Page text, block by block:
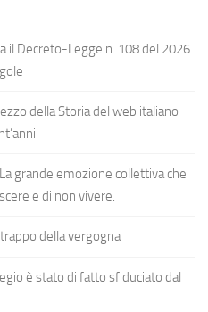
il Decreto-Legge n. 108 del 2026
della Storia del web italiano
grande emozione collettiva che
e di non vivere.
della vergogna
è stato di fatto sfiduciato dal